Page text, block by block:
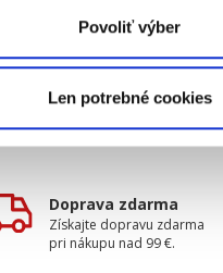
Povoliť výber
Len potrebné cookies
štátov, v snahe...
Doprava zdarma
Získajte dopravu zdarma
pri nákupu nad 99 €.